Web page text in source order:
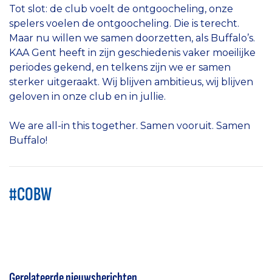
Tot slot: de club voelt de ontgoocheling, onze
spelers voelen de ontgoocheling. Die is terecht.
Maar nu willen we samen doorzetten, als Buffalo’s.
KAA Gent heeft in zijn geschiedenis vaker moeilijke
periodes gekend, en telkens zijn we er samen
sterker uitgeraakt. Wij blijven ambitieus, wij blijven
geloven in onze club en in jullie.
We are all-in this together. Samen vooruit. Samen
Buffalo!
#COBW